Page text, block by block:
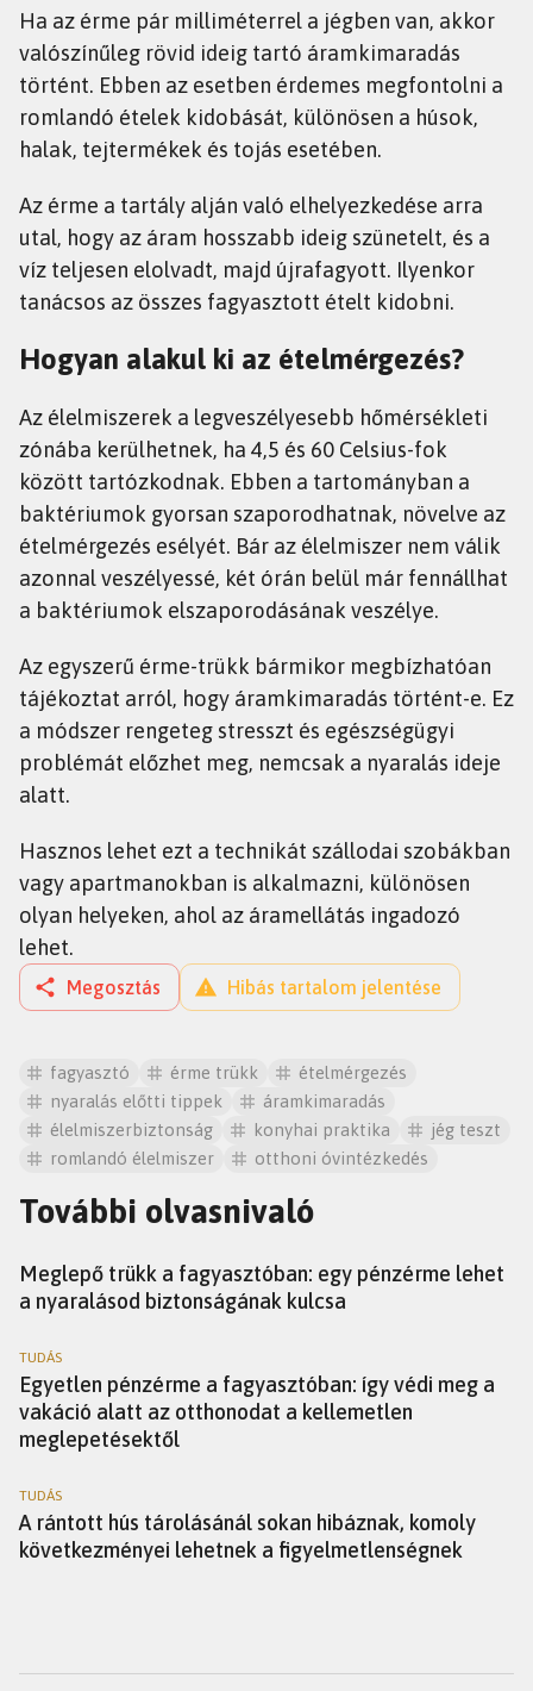
Ha az érme pár milliméterrel a jégben van, akkor
valószínűleg rövid ideig tartó áramkimaradás
történt. Ebben az esetben érdemes megfontolni a
romlandó ételek kidobását, különösen a húsok,
halak, tejtermékek és tojás esetében.
Az érme a tartály alján való elhelyezkedése arra
utal, hogy az áram hosszabb ideig szünetelt, és a
víz teljesen elolvadt, majd újrafagyott. Ilyenkor
tanácsos az összes fagyasztott ételt kidobni.
Hogyan alakul ki az ételmérgezés?
Az élelmiszerek a legveszélyesebb hőmérsékleti
zónába kerülhetnek, ha 4,5 és 60 Celsius-fok
között tartózkodnak. Ebben a tartományban a
baktériumok gyorsan szaporodhatnak, növelve az
ételmérgezés esélyét. Bár az élelmiszer nem válik
azonnal veszélyessé, két órán belül már fennállhat
a baktériumok elszaporodásának veszélye.
Az egyszerű érme-trükk bármikor megbízhatóan
tájékoztat arról, hogy áramkimaradás történt-e. Ez
a módszer rengeteg stresszt és egészségügyi
problémát előzhet meg, nemcsak a nyaralás ideje
alatt.
Hasznos lehet ezt a technikát szállodai szobákban
vagy apartmanokban is alkalmazni, különösen
olyan helyeken, ahol az áramellátás ingadozó
lehet.
Megosztás Hibás tartalom jelentése
fagyasztó érme trükk
ételmérgezés
nyaralás előtti tippek
áramkimaradás
élelmiszerbiztonság
konyhai praktika
jég teszt
romlandó élelmiszer
otthoni óvintézkedés
További olvasnivaló
Meglepő trükk a fagyasztóban: egy pénzérme lehet
a nyaralásod biztonságának kulcsa
TUDÁS
Egyetlen pénzérme a fagyasztóban: így védi meg a
vakáció alatt az otthonodat a kellemetlen
meglepetésektől
TUDÁS
A rántott hús tárolásánál sokan hibáznak, komoly
következményei lehetnek a figyelmetlenségnek